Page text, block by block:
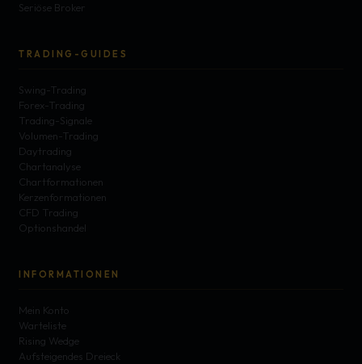
Seriöse Broker
TRADING-GUIDES
Swing-Trading
Forex-Trading
Trading-Signale
Volumen-Trading
Daytrading
Chartanalyse
Chartformationen
Kerzenformationen
CFD Trading
Optionshandel
INFORMATIONEN
Mein Konto
Warteliste
Rising Wedge
Aufsteigendes Dreieck